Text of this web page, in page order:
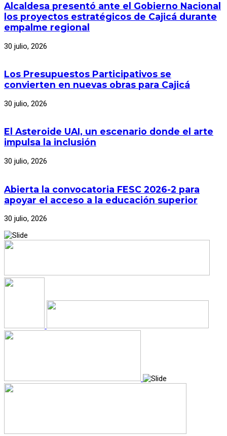
Alcaldesa presentó ante el Gobierno Nacional
los proyectos estratégicos de Cajicá durante
empalme regional
30 julio, 2026
Los Presupuestos Participativos se
convierten en nuevas obras para Cajicá
30 julio, 2026
El Asteroide UAI, un escenario donde el arte
impulsa la inclusión
30 julio, 2026
Abierta la convocatoria FESC 2026-2 para
apoyar el acceso a la educación superior
30 julio, 2026